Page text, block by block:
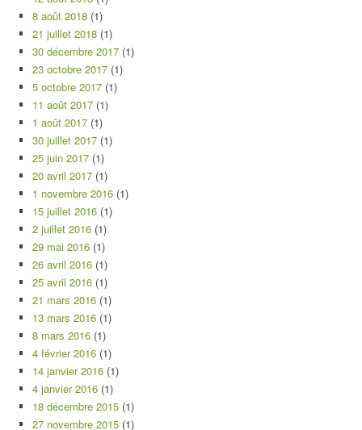
8 août 2018 (1)
21 juillet 2018 (1)
30 décembre 2017 (1)
23 octobre 2017 (1)
5 octobre 2017 (1)
11 août 2017 (1)
1 août 2017 (1)
30 juillet 2017 (1)
25 juin 2017 (1)
20 avril 2017 (1)
1 novembre 2016 (1)
15 juillet 2016 (1)
2 juillet 2016 (1)
29 mai 2016 (1)
26 avril 2016 (1)
25 avril 2016 (1)
21 mars 2016 (1)
13 mars 2016 (1)
8 mars 2016 (1)
4 février 2016 (1)
14 janvier 2016 (1)
4 janvier 2016 (1)
18 décembre 2015 (1)
27 novembre 2015 (1)